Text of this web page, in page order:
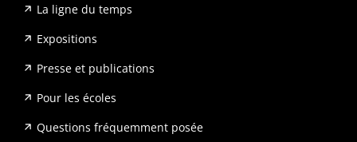
La ligne du temps
Expositions
Presse et publications
Pour les écoles
Questions fréquemment posée